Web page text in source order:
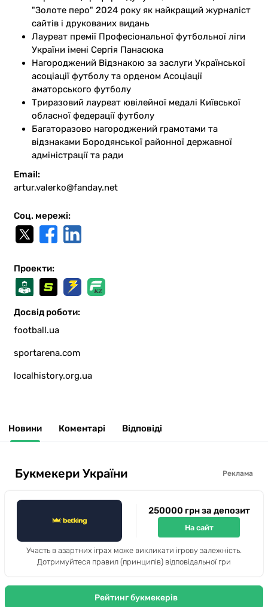
"Золоте перо" 2024 року як найкращий журналіст
сайтів і друкованих видань
Лауреат премії Професіональної футбольної ліги
України імені Сергія Панасюка
Нагороджений Відзнакою за заслуги Української
асоціації футболу та орденом Асоціації
аматорського футболу
Триразовий лауреат ювілейної медалі Київської
обласної федерації футболу
Багаторазово нагороджений грамотами та
відзнаками Бородянської районної державної
адміністрації та ради
Email:
artur.valerko@fanday.net
Соц. мережі:
Проекти:
Досвід роботи:
football.ua
sportarena.com
localhistory.org.ua
Новини Коментарі Відповіді
Букмекери України Реклама
250000 грн за депозит
На сайт
Участь в азартних іграх може викликати ігрову залежність.
Дотримуйтеся правил (принципів) відповідальної гри
Рейтинг букмекерів